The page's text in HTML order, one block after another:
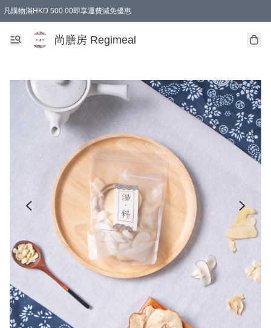
凡購物滿HKD 500.00即享運費減免優惠
尚膳房 Regimeal